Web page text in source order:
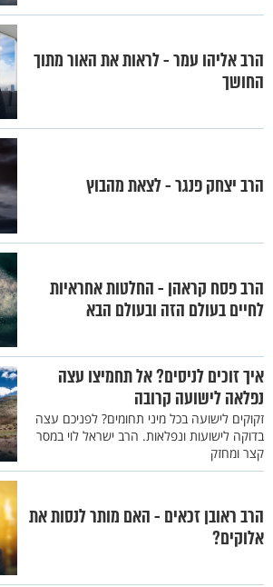
הרב אליהו עמר - לראות את האור מתוך
החושך
הרב יצחק פנגר - לצאת מהבוץ
הרב פסח קראהן - החלטות אחראיות
לחיים בעולם הזה ובעולם הבא
איך זוכים לניסים? אל תחמיצו עצה
נפלאה לישועה קרובה
זקוקים לישועה בכל מיני תחומים? לפניכם עצה
בדוקה לישועות ונפלאות. הרב ישראל לוי במסר
קצר ומחזק
הרב ראובן זכאים - האם מותר לנסות את
אלוקים?